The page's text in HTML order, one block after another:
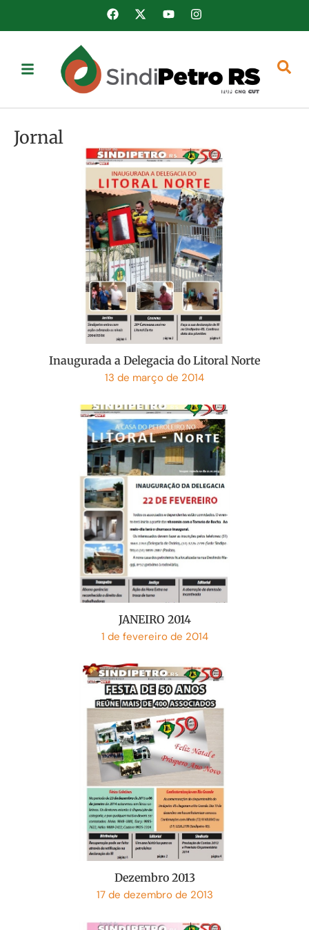
Jornal
Inaugurada a Delegacia do Litoral Norte
13 de março de 2014
JANEIRO 2014
1 de fevereiro de 2014
Dezembro 2013
17 de dezembro de 2013